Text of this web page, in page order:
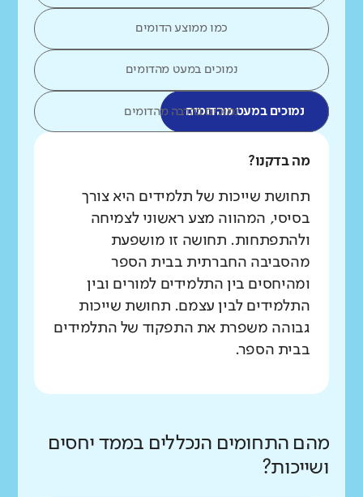
כמו ממוצע הדומים
נמוכים במעט מהדומים
נמוכים במעט מהדומיםנמוכים בהרבה מהדומים
מה בדקנו?
תחושת שייכות של תלמידים היא צורך
בסיסי, המהווה מצע ראשוני לצמיחה
ולהתפתחות. תחושה זו מושפעת
מהסביבה החברתית בבית הספר
ומהיחסים בין התלמידים למורים ובין
התלמידים לבין עצמם. תחושת שייכות
גבוהה משפרת את התפקוד של התלמידים
בבית הספר.
מהם התחומים הנכללים בממד יחסים
ושייכות?